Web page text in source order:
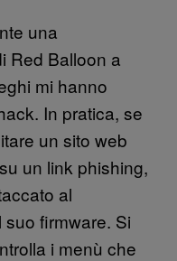
una
Red Balloon a
mi hanno
In pratica, se
un sito web
un link phishing,
al
firmware. Si
i menù che